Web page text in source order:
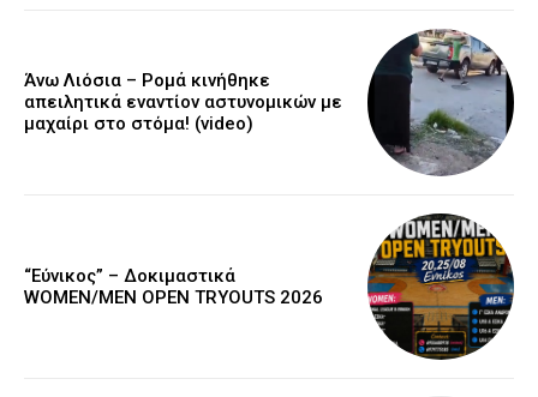
Άνω Λιόσια – Ρομά κινήθηκε
απειλητικά εναντίον αστυνομικών με
μαχαίρι στο στόμα! (video)
“Εύνικος” – Δοκιμαστικά
WOMEN/MEN OPEN TRYOUTS 2026